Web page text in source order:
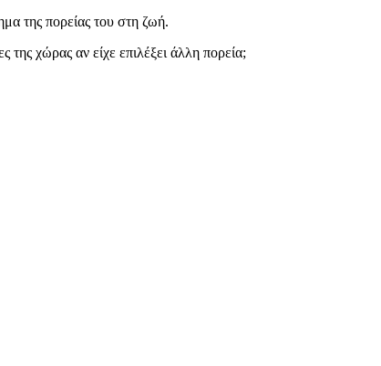
της πορείας του στη ζωή.
χώρας αν είχε επιλέξει άλλη πορεία;